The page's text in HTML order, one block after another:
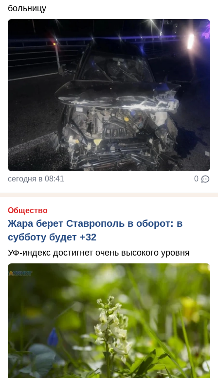
больницу
сегодня в 08:41 0
Общество
Жара берет Ставрополь в оборот: в
субботу будет +32
УФ-индекс достигнет очень высокого уровня